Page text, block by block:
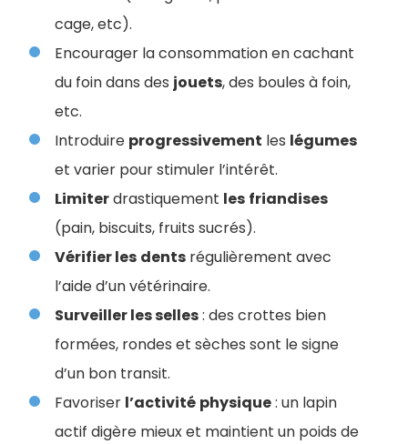
cage, etc).
Encourager la consommation en cachant
du foin dans des jouets, des boules à foin,
etc.
Introduire progressivement les légumes
et varier pour stimuler l’intérêt.
Limiterdrastiquement les friandises
(pain, biscuits, fruits sucrés).
Vérifier les dents régulièrement avec
l’aide d’un vétérinaire.
Surveiller les selles: des crottes bien
formées, rondes et sèches sont le signe
d’un bon transit.
Favoriser l’activité physique: un lapin
actif digère mieux et maintient un poids de